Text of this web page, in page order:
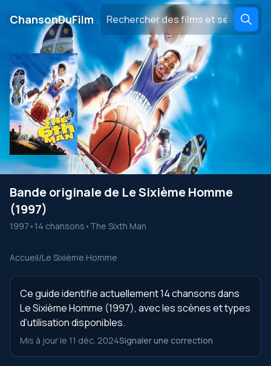
ChansonDuFilm ․
Bande originale de Le Sixième Homme
(1997)
1997 • 14 chansons • The Sixth Man
Accueil/Le Sixième Homme
Ce guide identifie actuellement 14 chansons dans
Le Sixième Homme (1997), avec les scènes et types
d’utilisation disponibles.
Mis à jour le 11 déc. 2024Signaler une correction